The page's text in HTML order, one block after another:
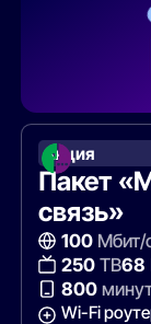
Акция
Пакет
связь»
100Мбит/
250ТВ68
800
Wi-Fi